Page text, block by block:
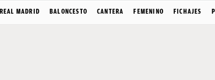
REAL MADRID BALONCESTO CANTERA FEMENINO FICHAJES